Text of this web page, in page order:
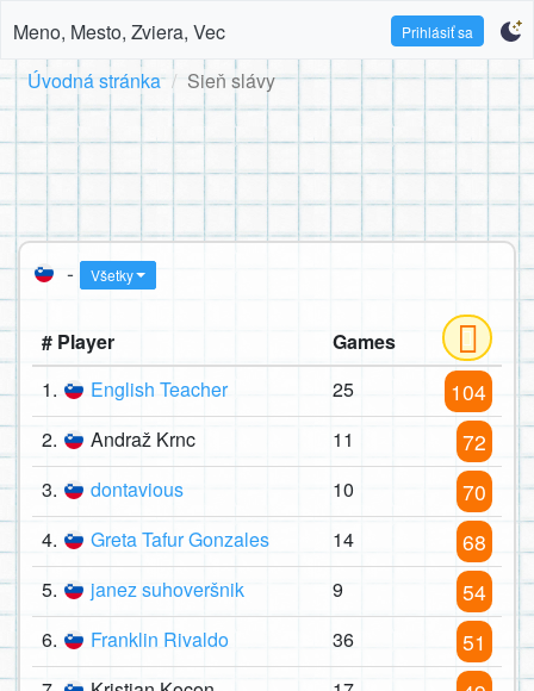
Meno, Mesto, Zviera, Vec Prihlásiť sa
Úvodná stránka Sieň slávy
- Všetky
# Player
Games
1.
English Teacher 25 104
2. Andraž Krnc 11 72
3. dontavious 10 70
4. Greta Tafur Gonzales 14 68
5. janez suhoveršnik 9 54
6. Franklin Rivaldo 36 51